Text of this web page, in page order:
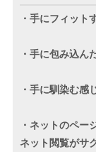
・手にフィット
・手に包み込ん
・手に馴染む感
・ネットのペー
ネット閲覧がサ